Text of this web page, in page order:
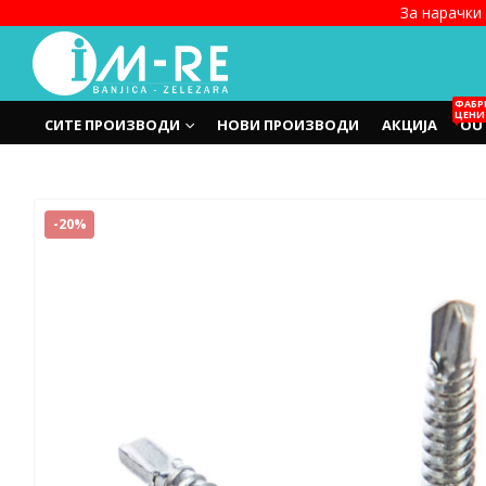
За
СИТЕ ПРОИЗВОДИ НОВИ ПРОИЗВОДИ АКЦИЈА
ЦЕНИ
-20%